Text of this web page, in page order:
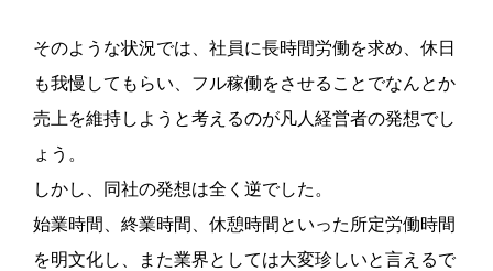
そのような状況では、社員に長時間労働を求め、休日
も我慢してもらい、フル稼働をさせることでなんとか
売上を維持しようと考えるのが凡人経営者の発想でし
ょう。
しかし、同社の発想は全く逆でした。
始業時間、終業時間、休憩時間といった所定労働時間
を明文化し、また業界としては大変珍しいと言えるで